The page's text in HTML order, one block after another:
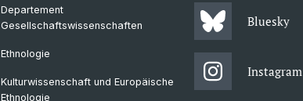
Departement
Gesellschaftswissenschaften
Ethnologie
Kulturwissenschaft und Europäische
Ethnologie
Bluesky
Instagram